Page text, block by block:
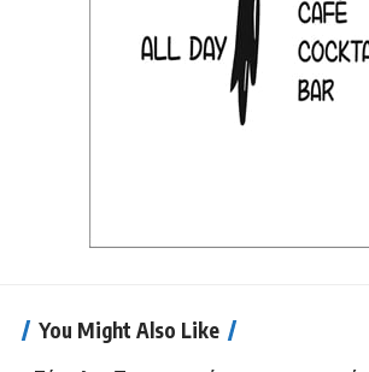
You Might Also Like